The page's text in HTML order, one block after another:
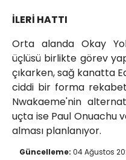
İLERİ HATTI
Orta alanda Okay
üçlüsü birlikte görev
çıkarken, sağ kanatta
ciddi bir forma
Nwakaeme'nin
uçta ise Paul Onuachu
alması planlanıyor.
Güncelleme: 04 Ağustos